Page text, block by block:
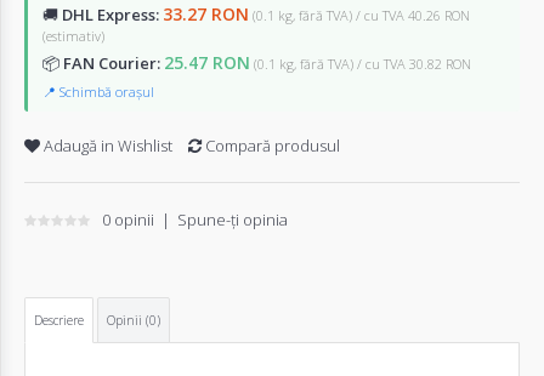
🚚 DHL Express: 33.27 RON (0.1 kg, fără TVA) / cu TVA 40.26 RON
(estimativ)
📦 FAN Courier: 25.47 RON (0.1 kg, fără TVA) / cu TVA 30.82 RON
📍 Schimbă orașul
Adaugă in Wishlist Compară produsul
0 opinii | Spune-ţi opinia
Descriere Opinii (0)